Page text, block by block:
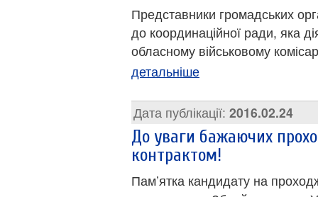
Представники громадських
до координаційної ради, яка
обласному військовому
детальніше
Дата публікації: 2016.02.24
До уваги бажаючих
контрактом!
Пам’ятка кандидату на